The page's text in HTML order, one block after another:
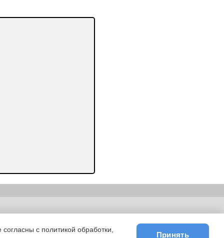
|E-mail
с политикой обработки,
Принять